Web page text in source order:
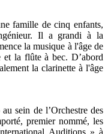
famille de cinq enfants,
Il a grandi à la
la musique à l'âge de
et la flûte à bec. D’abord
la clarinette à l'âge
sein de l’Orchestre des
premier nommé, les
Auditions » à